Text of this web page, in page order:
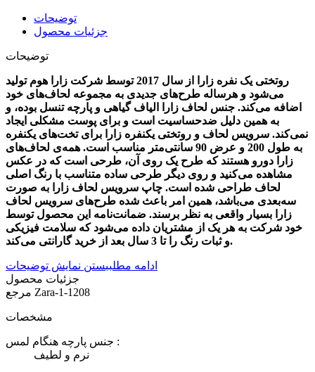
توضیحات
جزئیات محصول
توضیحات
روتختی یک نفره زارا از سال 2017 توسط شرکت زارا هوم تولید
می‌شود و هرساله طرح‌های جدیدی به مجموعه لحاف‌های خود
اضافه می‌کند. جنس لحاف زارا الیاف گیاهی و پارچه تنسل بوده، و
به همین دلیل ضدحساسیت است و برای پوست مشکلی ایجاد
نمی‌کند. سرویس لحاف و روتختی یکنفره زارا برای تخت‌های یکنفره
به طول 200 و عرض 90 سانتی‌متر مناسب است. همه‌ی لحاف‌های
زارا دورو هستند که طرح یک روی آن، طرحی است که در عکس
مشاهده می‌کنید و روی دیگر طرحی ساده متناسب با رنگ اصلی
لحاف طراحی شده است. چاپ سرویس لحاف زارا به صورت
سه‌بعدی می‌باشد، همین امر باعث شده طرح‌های سرویس لحاف
زارا بسیار واقعی به نظر برسند. ضمانت‌نامه این محصول توسط
خود شرکت به هر یک از مشتریان داده می‌شود که سلامت فیزیکی
و ثبات رنگ را تا 3 سال بعد از خرید گارانتی می‌کند.
ادامه مطلببستن نمایش توضیحات
جزئیات محصول
Zara-1-1208
مشخصات
جنس پارچه هنگام لمس :
نرم و لطیف